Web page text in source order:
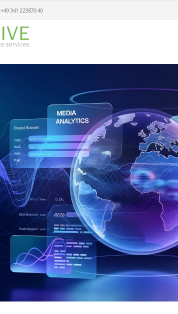
+49 341 223870 40